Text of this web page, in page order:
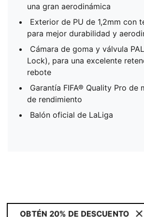
una gran aerodinámica
Exterior de PU de 1,2mm con
para mejor durabilidad y
Cámara de goma y válvula
Lock), para una excelente
rebote
Garantía FIFA® Quality Pro de
de rendimiento
Balón oficial de LaLiga
OBTÉN 20% DE DESCUENTO